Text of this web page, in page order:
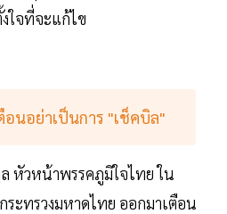
ใจที่จะแก้ไข
นอย่าเป็นการ "เช็คบิล"
หัวหน้าพรรคภูมิใจไทย ใน
ระทรวงมหาดไทย ออกมาเตือน